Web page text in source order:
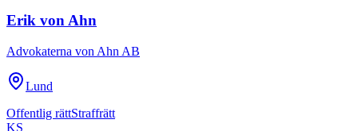
Erik von Ahn
Advokaterna von Ahn AB
Lund
Offentlig rättStraffrätt
KS